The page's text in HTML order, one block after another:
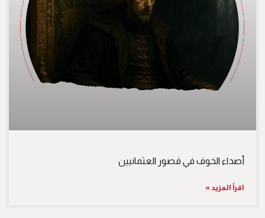
أصداء الخوف في قصور العثمانيين
اقرأ المزيد »